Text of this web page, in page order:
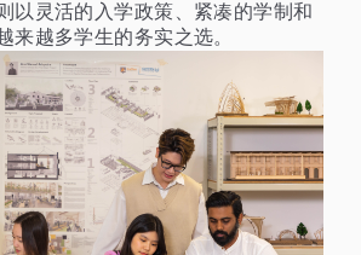
以灵活的入学政策、紧凑的学制和
来越多学生的务实之选。